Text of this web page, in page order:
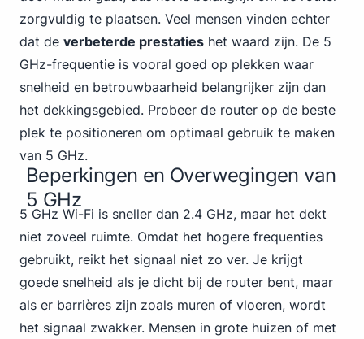
zorgvuldig te plaatsen. Veel mensen vinden echter
dat de verbeterde prestaties het waard zijn. De 5
GHz-frequentie is vooral goed op plekken waar
snelheid en betrouwbaarheid belangrijker zijn dan
het dekkingsgebied. Probeer de router op de beste
plek te positioneren om optimaal gebruik te maken
van 5 GHz.
Beperkingen en Overwegingen van
5 GHz
5 GHz Wi-Fi is sneller dan 2.4 GHz, maar het dekt
niet zoveel ruimte. Omdat het hogere frequenties
gebruikt, reikt het signaal niet zo ver. Je krijgt
goede snelheid als je dicht bij de router bent, maar
als er barrières zijn zoals muren of vloeren, wordt
het signaal zwakker. Mensen in grote huizen of met